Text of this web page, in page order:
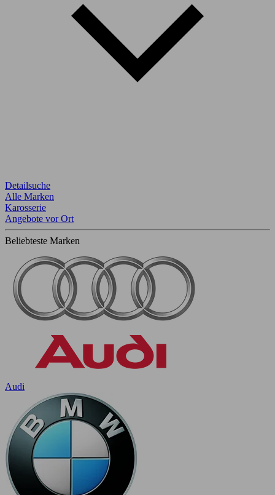
Detailsuche
Alle Marken
Karosserie
Angebote vor Ort
Beliebteste Marken
Audi